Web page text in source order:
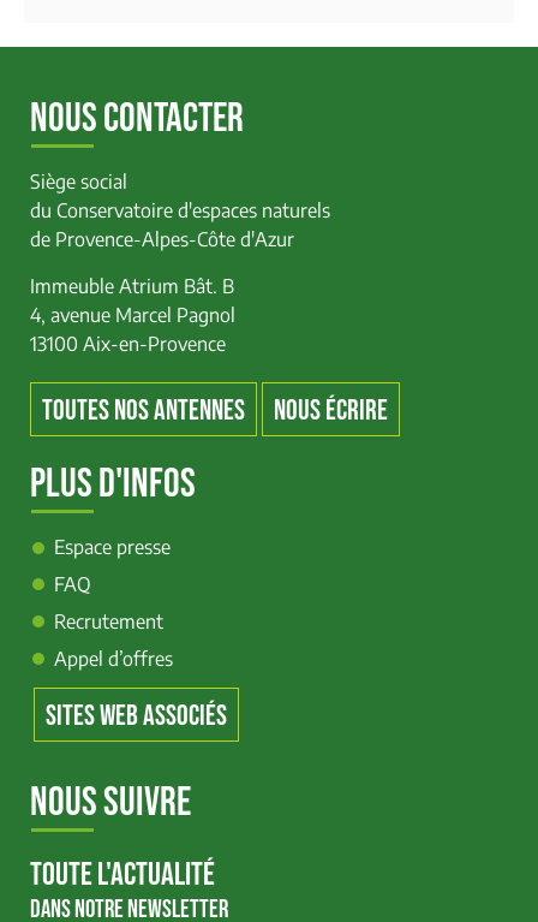
NOUS CONTACTER
Siège social
du Conservatoire d'espaces naturels
de Provence-Alpes-Côte d'Azur
Immeuble Atrium Bât. B
4, avenue Marcel Pagnol
13100 Aix-en-Provence
TOUTES NOS ANTENNES NOUS ÉCRIRE
PLUS D'INFOS
Espace presse
FAQ
Recrutement
Appel d’offres
SITES WEB ASSOCIÉS
NOUS SUIVRE
TOUTE L'ACTUALITÉ
DANS NOTRE NEWSLETTER